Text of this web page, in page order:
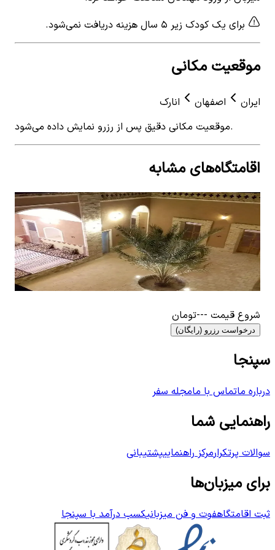
برای یک کودک زیر ۵ سال هزینه دریافت نمی‌شود.
موقعیت مکانی
ایران اصفهان
انارک
موقعیت مکانی دقیق پس از رزرو نمایش داده می‌شود.
اقامتگاه‌های مشابه
View details for اجاره اقامتگاه سنتی ارزون در آشتیان
اجاره اقامتگاه سنتی ارزون در آشتیان انارک
0 اتاق خواب2 نفر
۱٬۱۳۰٬۰۰۰
تومان
شروع قیمت ---تومان
درخواست رزرو (رایگان)
سپنجا
درباره ماتماس با مامجله سفر
راهنمایی شما
سوالات پرتکرارمرکز راهنماییپشتیبانی
برای میزبان‌ها
ثبت اقامتگاهفوت و فن میزبانیکسب درآمد با سپنجا